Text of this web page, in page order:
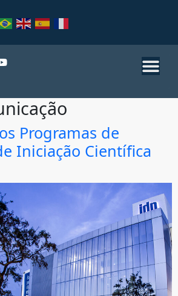
Programas de
Iniciação Científica